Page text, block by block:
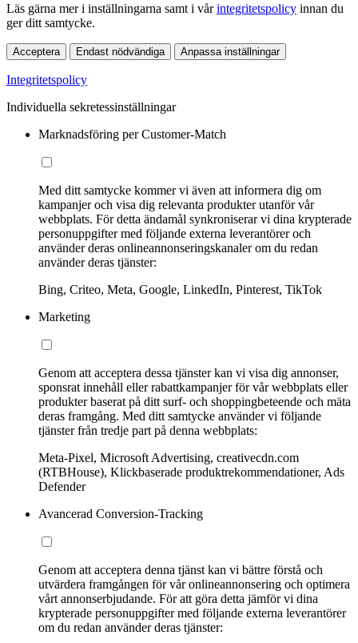
Läs gärna mer i inställningarna samt i vårintegritetspolicy innan du
ger ditt samtycke.
Acceptera Endast nödvändiga Anpassa inställningar
Integritetspolicy
Individuella sekretessinställningar
Marknadsföring per Customer-Match
Med ditt samtycke kommer vi även att informera dig om
kampanjer och visa dig relevanta produkter utanför vår
webbplats. För detta ändamål synkroniserar vi dina krypterade
personuppgifter med följande externa leverantörer och
använder deras onlineannonseringskanaler om du redan
använder deras tjänster:
Bing, Criteo, Meta, Google, LinkedIn, Pinterest, TikTok
Marketing
Genom att acceptera dessa tjänster kan vi visa dig annonser,
sponsrat innehåll eller rabattkampanjer för vår webbplats eller
produkter baserat på ditt surf- och shoppingbeteende och mäta
deras framgång. Med ditt samtycke använder vi följande
tjänster från tredje part på denna webbplats:
Meta-Pixel, Microsoft Advertising, creativecdn.com
(RTBHouse), Klickbaserade produktrekommendationer, Ads
Defender
Avancerad Conversion-Tracking
Genom att acceptera denna tjänst kan vi bättre förstå och
utvärdera framgången för vår onlineannonsering och optimera
vårt annonserbjudande. För att göra detta jämför vi dina
krypterade personuppgifter med följande externa leverantörer
om du redan använder deras tjänster: